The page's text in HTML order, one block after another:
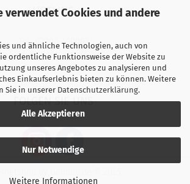
verwendet Cookies und andere
und ähnliche Technologien, auch von
ordentliche Funktionsweise der Website zu
unseres Angebotes zu analysieren und
Einkaufserlebnis bieten zu können. Weitere
Sie in unserer Datenschutzerklärung.
Alle Akzeptieren
Nur Notwendige
Weitere Informationen
HOTLINE
Tel.: 02303-490093
Mo.-Fr. 10:00 - 18:00 Uhr
Sa. 10:00 - 15:00 Uhr
FOLGEN SIE UNS